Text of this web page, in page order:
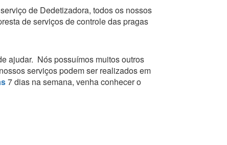
de Dedetizadora, todos os nossos
de serviços de controle das pragas
ajudar. Nós possuímos muitos outros
serviços podem ser realizados em
7 dias na semana, venha conhecer o